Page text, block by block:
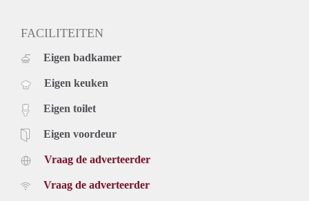
FACILITEITEN
Eigen badkamer
Eigen keuken
Eigen toilet
Eigen voordeur
Vraag de adverteerder
Vraag de adverteerder